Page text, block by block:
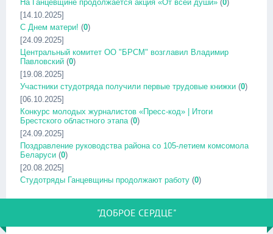
На Ганцевщине продолжается акция «От всей души» (0)
[14.10.2025]
С Днем матери! (0)
[24.09.2025]
Центральный комитет ОО "БРСМ" возглавил Владимир
Павловский (0)
[19.08.2025]
Участники студотряда получили первые трудовые книжки (0)
[06.10.2025]
Конкурс молодых журналистов «Пресс-код» | Итоги
Брестского областного этапа (0)
[24.09.2025]
Поздравление руководства района со 105-летием комсомола
Беларуси (0)
[20.08.2025]
Студотряды Ганцевщины продолжают работу (0)
"ДОБРОЕ СЕРДЦЕ"